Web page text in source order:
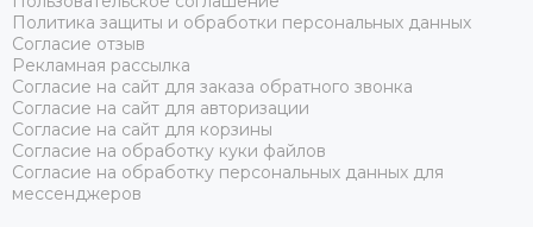
Политика защиты и обработки персональных данных
Согласие отзыв
Рекламная рассылка
Согласие на сайт для заказа обратного звонка
Согласие на сайт для авторизации
Согласие на сайт для корзины
Согласие на обработку куки файлов
Согласие на обработку персональных данных для
мессенджеров